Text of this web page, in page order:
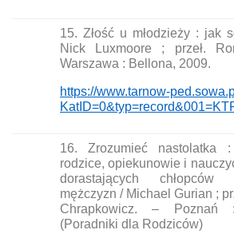
15. Złość u młodzieży : jak
Nick Luxmoore ; przeł.
Warszawa : Bellona, 2009.
https://www.tarnow-
16. Zrozumieć nastolatka
rodzice, opiekunowie i
dorastających chłopców
mężczyzn / Michael Gurian ;
Chrapkowicz. – Poznań
(Poradniki dla Rodziców)